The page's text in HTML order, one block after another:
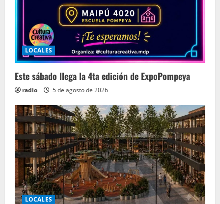
LOCALES
Este sábado llega la 4ta edición de ExpoPompeya
radio 5 de agosto de 2026
LOCALES